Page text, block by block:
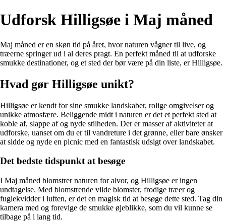
Udforsk Hilligsøe i Maj måned
Maj måned er en skøn tid på året, hvor naturen vågner til live, og
træerne springer ud i al deres pragt. En perfekt måned til at udforske
smukke destinationer, og et sted der bør være på din liste, er Hilligsøe.
Hvad gør Hilligsøe unikt?
Hilligsøe er kendt for sine smukke landskaber, rolige omgivelser og
unikke atmosfære. Beliggende midt i naturen er det et perfekt sted at
koble af, slappe af og nyde stilheden. Der er masser af aktiviteter at
udforske, uanset om du er til vandreture i det grønne, eller bare ønsker
at sidde og nyde en picnic med en fantastisk udsigt over landskabet.
Det bedste tidspunkt at besøge
I Maj måned blomstrer naturen for alvor, og Hilligsøe er ingen
undtagelse. Med blomstrende vilde blomster, frodige træer og
fuglekvidder i luften, er det en magisk tid at besøge dette sted. Tag din
kamera med og forevige de smukke øjeblikke, som du vil kunne se
tilbage på i lang tid.